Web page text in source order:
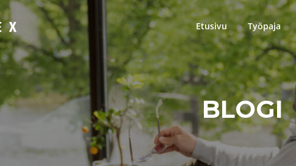
Etusivu Työpaja
BLOGI